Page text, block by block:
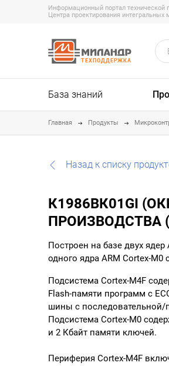
Информационный портал технической
Центра проектирования интегральных
ТЕХПОДДЕРЖКА
База знаний
Главная Продукты
Назад к списку
К1986ВК01GI
ПРОИЗВОДСТВА (
Построен на базе двух
одного ядра ARM Cortex-M0
Подсистема Cortex-M4F
Flash-памяти программ c
шины с последовательной/
Подсистема Cortex-M0
и 2 Кбайт памяти ключей.
Периферия Cortex-M4F